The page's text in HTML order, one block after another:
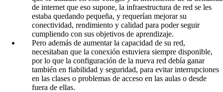
de internet que eso supone, la infraestructura de red se les
estaba quedando pequeña, y requerían mejorar su
conectividad, rendimiento y calidad para poder seguir
cumpliendo con sus objetivos de aprendizaje.
Pero además de aumentar la capacidad de su red,
necesitaban que la conexión estuviera siempre disponible,
por lo que la configuración de la nueva red debía ganar
también en fiabilidad y seguridad, para evitar interrupciones
en las clases o problemas de acceso en las aulas o desde
fuera de ellas.